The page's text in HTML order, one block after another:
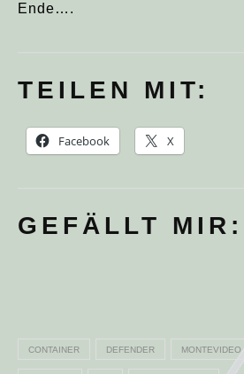
Ende….
TEILEN MIT:
Facebook X
GEFÄLLT MIR:
CONTAINER DEFENDER MONTEVIDEO